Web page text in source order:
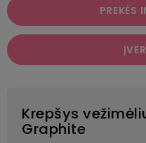
PREKĖS
Krepšys
Graphite